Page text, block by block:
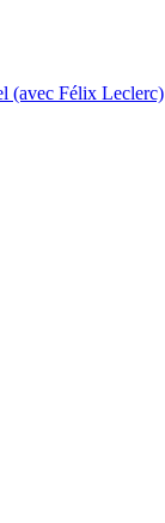
(avec Félix Leclerc)